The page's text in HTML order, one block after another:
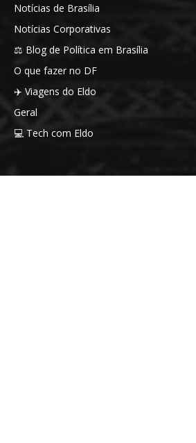
Notícias de Brasília
Notícias Corporativas
⚖️ Blog de Política em Brasília
O que fazer no DF
✈️ Viagens do Eldo
Geral
💻 Tech com Eldo